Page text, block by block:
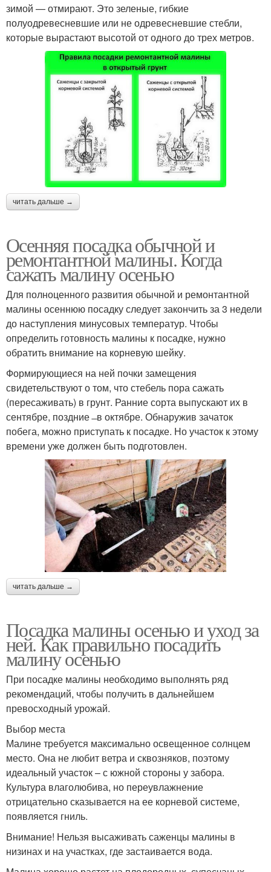
зимой — отмирают. Это зеленые, гибкие
полуодревесневшие или не одревесневшие стебли,
которые вырастают высотой от одного до трех метров.
читать дальше →
Осенняя посадка обычной и
ремонтантной малины. Когда
сажать малину осенью
Для полноценного развития обычной и ремонтантной
малины осеннюю посадку следует закончить за 3 недели
до наступления минусовых температур. Чтобы
определить готовность малины к посадке, нужно
обратить внимание на корневую шейку.
Формирующиеся на ней почки замещения
свидетельствуют о том, что стебель пора сажать
(пересаживать) в грунт. Ранние сорта выпускают их в
сентябре, поздние ̶ в октябре. Обнаружив зачаток
побега, можно приступать к посадке. Но участок к этому
времени уже должен быть подготовлен.
читать дальше →
Посадка малины осенью и уход за
ней. Как правильно посадить
малину осенью
При посадке малины необходимо выполнять ряд
рекомендаций, чтобы получить в дальнейшем
превосходный урожай.
Выбор места
Малине требуется максимально освещенное солнцем
место. Она не любит ветра и сквозняков, поэтому
идеальный участок – с южной стороны у забора.
Культура влаголюбива, но переувлажнение
отрицательно сказывается на ее корневой системе,
появляется гниль.
Внимание! Нельзя высаживать саженцы малины в
низинах и на участках, где застаивается вода.